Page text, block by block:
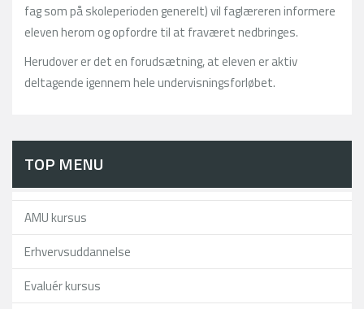
fag som på skoleperioden generelt) vil faglæreren informere
eleven herom og opfordre til at fraværet nedbringes.
Herudover er det en forudsætning, at eleven er aktiv
deltagende igennem hele undervisningsforløbet.
TOP MENU
AMU kursus
Erhvervsuddannelse
Evaluér kursus